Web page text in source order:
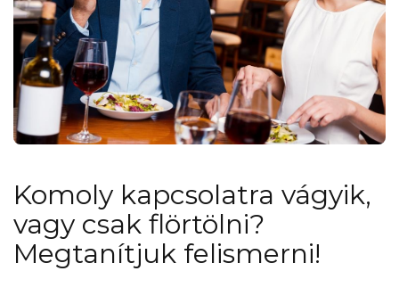
Komoly kapcsolatra vágyik,
vagy csak flörtölni?
Megtanítjuk felismerni!